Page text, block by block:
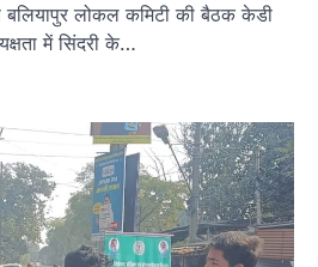
बलियापुर लोकल कमिटी की बैठक केडी
में सिंदरी के…